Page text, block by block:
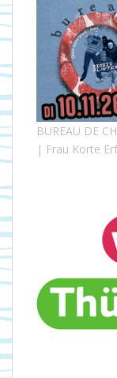
BUREAU DE
| Frau Korte